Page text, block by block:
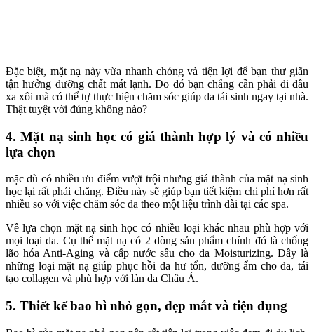
Đặc biệt, mặt nạ này vừa nhanh chóng và tiện lợi để bạn thư giãn
tận hưởng dưỡng chất mát lạnh. Do đó bạn chẳng cần phải đi đâu
xa xôi mà có thể tự thực hiện chăm sóc giúp da tái sinh ngay tại nhà.
Thật tuyệt vời đúng không nào?
4. Mặt nạ sinh học có giá thành hợp lý và có nhiều
lựa chọn
mặc dù có nhiều ưu điểm vượt trội nhưng giá thành của mặt nạ sinh
học lại rất phải chăng. Điều này sẽ giúp bạn tiết kiệm chi phí hơn rất
nhiều so với việc chăm sóc da theo một liệu trình dài tại các spa.
Về lựa chọn mặt nạ sinh học có nhiều loại khác nhau phù hợp với
mọi loại da. Cụ thể mặt nạ có 2 dòng sản phẩm chính đó là chống
lão hóa Anti-Aging và cấp nước sâu cho da Moisturizing. Đây là
những loại mặt nạ giúp phục hồi da hư tổn, dưỡng ẩm cho da, tái
tạo collagen và phù hợp với làn da Châu Á.
5. Thiết kế bao bì nhỏ gọn, đẹp mắt và tiện dụng